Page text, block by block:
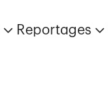
Reportages